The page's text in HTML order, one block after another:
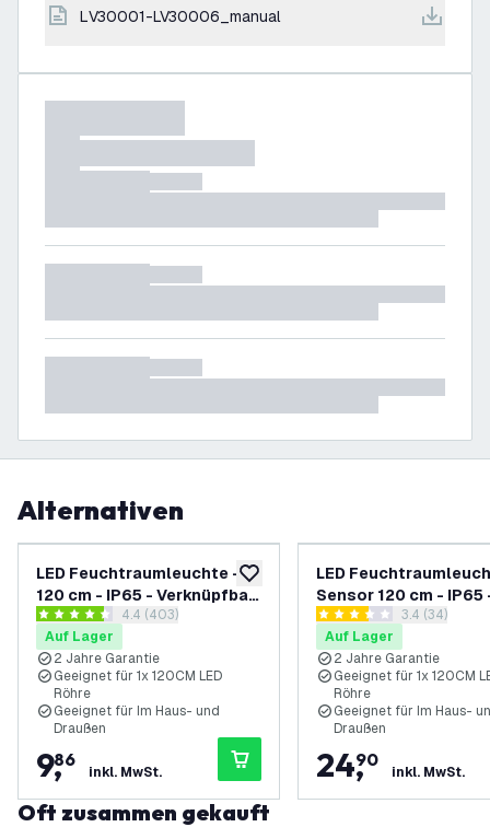
LV30001-LV30006_manual
Alternativen
zur Wunschliste hinzufügen
LED Feuchtraumleuchte -
120 cm - IP65 - Verknüpfbar
- Edelstahlklammern
Bewertungsbereich öffnen
4.4 Bewertungssterne
4.4 (403)
Auf Lager
2 Jahre Garantie
Geeignet für 1x 120CM LED
Röhre
Geeignet für Im Haus- und
Draußen
9,
86
inkl. MwSt.
LED
Sensor 120 cm - IP65
Edelstahlklammern
3.4 Bewertungssterne
3.4 (34)
Auf Lager
2 Jahre Garantie
Geeignet für 1x 120CM
Röhre
Geeignet für Im Haus-
Draußen
24,
90
inkl. MwSt.
Oft zusammen gekauft